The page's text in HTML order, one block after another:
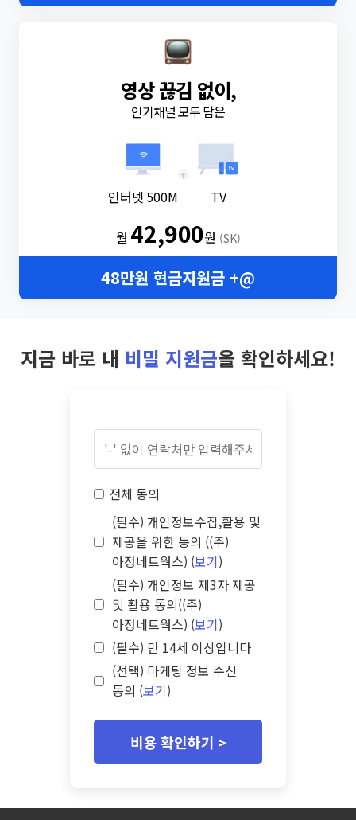
영상 끊김 없이,
인기채널 모두 담은
인터넷 500M
+
TV
월 42,900원 (SK)
48만원 현금지원금 +@
지금 바로 내 비밀 지원금을 확인하세요!
전체 동의
(필수) 개인정보수집,활용 및
제공을 위한 동의 ((주)
아정네트웍스) (보기)
(필수) 개인정보 제3자 제공
및 활용 동의((주)
아정네트웍스) (보기)
(필수) 만 14세 이상입니다
(선택) 마케팅 정보 수신
동의 (보기)
비용 확인하기 >